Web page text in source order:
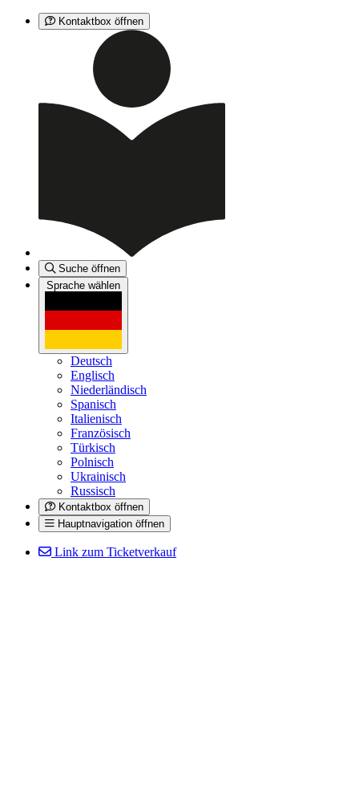
Kontaktbox öffnen
Suche öffnen
Sprache wählen
Deutsch
Englisch
Niederländisch
Spanisch
Italienisch
Französisch
Türkisch
Polnisch
Ukrainisch
Russisch
Kontaktbox öffnen
Hauptnavigation öffnen
Link zum Ticketverkauf